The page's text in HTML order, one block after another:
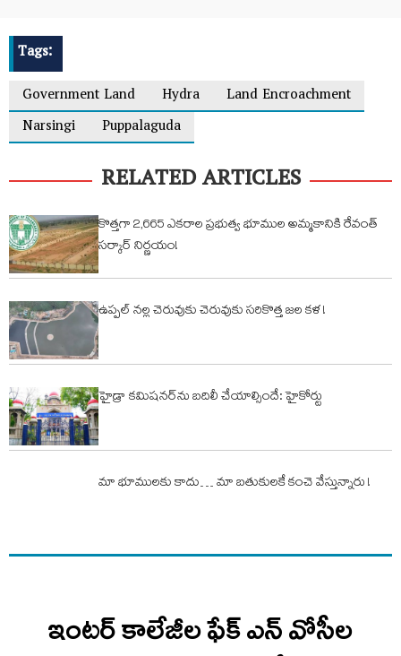
Tags:
Government Land
Hydra
Land Encroachment
Narsingi
Puppalaguda
RELATED ARTICLES
కొత్తగా 2,665 ఎకరాల ప్రభుత్వ భూముల అమ్మకానికి రేవంత్
సర్కార్ నిర్ణయం!
ఉప్పల్ నల్ల చెరువుకు చెరువుకు సరికొత్త జల కళ !
హైడ్రా కమిషనర్‌ను బదిలీ చేయాల్సిందే: హైకోర్టు
మా భూములకు కాదు… మా బతుకులకే కంచె వేస్తున్నారు !
ఇంటర్ కాలేజీల ఫేక్ ఎన్ వోసీల